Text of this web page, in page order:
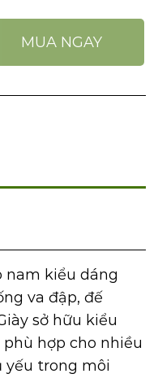
MUA NGAY
nam kiểu dáng
va đập, đế
sở hữu kiểu
hợp cho nhiều
yếu trong môi